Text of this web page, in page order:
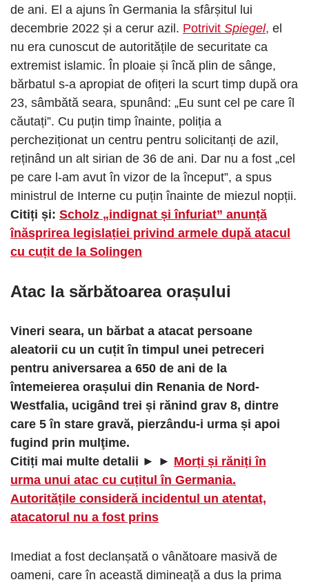
de ani. El a ajuns în Germania la sfârșitul lui
decembrie 2022 și a cerur azil. Potrivit Spiegel, el
nu era cunoscut de autoritățile de securitate ca
extremist islamic. În ploaie și încă plin de sânge,
bărbatul s-a apropiat de ofițeri la scurt timp după ora
23, sâmbătă seara, spunând: „Eu sunt cel pe care îl
căutați”. Cu puțin timp înainte, poliția a
percheziționat un centru pentru solicitanți de azil,
reținând un alt sirian de 36 de ani. Dar nu a fost „cel
pe care l-am avut în vizor de la început”, a spus
ministrul de Interne cu puțin înainte de miezul nopții.
Citiți și: Scholz „indignat și înfuriat” anunță
înăsprirea legislației privind armele după atacul
cu cuțit de la Solingen
Atac la sărbătoarea orașului
Vineri seara, un bărbat a atacat persoane
aleatorii cu un cuțit în timpul unei petreceri
pentru aniversarea a 650 de ani de la
întemeierea orașului din Renania de Nord-
Westfalia, ucigând trei și rănind grav 8, dintre
care 5 în stare gravă, pierzându-i urma și apoi
fugind prin mulţime.
Citiți mai multe detalii ► ► Morți și răniți în
urma unui atac cu cuțitul în Germania.
Autoritățile consideră incidentul un atentat,
atacatorul nu a fost prins
Imediat a fost declanșată o vânătoare masivă de
oameni, care în această dimineață a dus la prima